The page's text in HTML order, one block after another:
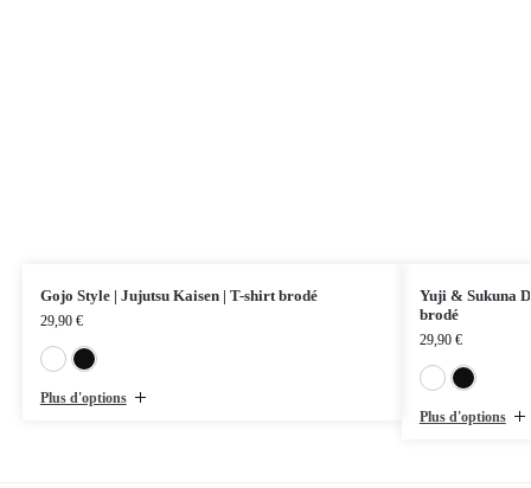
Gojo Style | Jujutsu Kaisen | T-shirt brodé
29,90 €
Plus d'options
Yuji & Sukuna
brodé
29,90 €
Plus d'options